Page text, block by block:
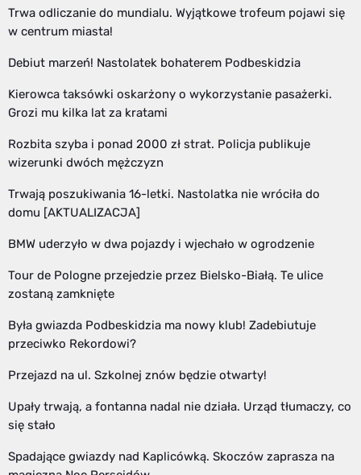
Trwa odliczanie do mundialu. Wyjątkowe trofeum pojawi się
w centrum miasta!
Debiut marzeń! Nastolatek bohaterem Podbeskidzia
Kierowca taksówki oskarżony o wykorzystanie pasażerki.
Grozi mu kilka lat za kratami
Rozbita szyba i ponad 2000 zł strat. Policja publikuje
wizerunki dwóch mężczyzn
Trwają poszukiwania 16-letki. Nastolatka nie wróciła do
domu [AKTUALIZACJA]
BMW uderzyło w dwa pojazdy i wjechało w ogrodzenie
Tour de Pologne przejedzie przez Bielsko-Białą. Te ulice
zostaną zamknięte
Była gwiazda Podbeskidzia ma nowy klub! Zadebiutuje
przeciwko Rekordowi?
Przejazd na ul. Szkolnej znów będzie otwarty!
Upały trwają, a fontanna nadal nie działa. Urząd tłumaczy, co
się stało
Spadające gwiazdy nad Kaplicówką. Skoczów zaprasza na